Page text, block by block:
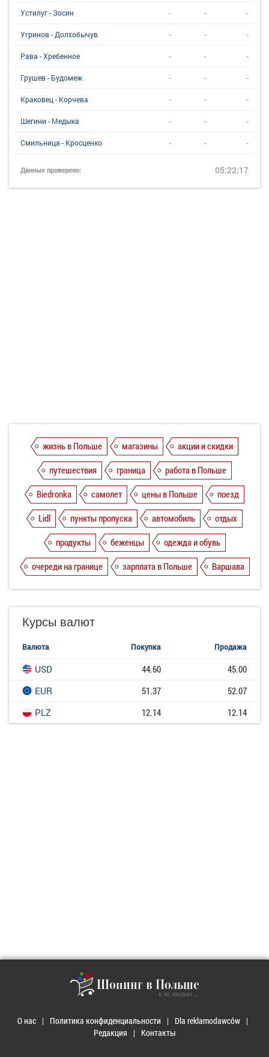
Устилуг - Зосин - - -
Угринов - Долхобычув - - -
Рава - Хребенное - - -
Грушев - Будомеж - - -
Краковец - Корчева - - -
Шегини - Медыка - - -
Смильница - Кросценко - - -
Данные проверено: 05:22:17
жизнь в Польше магазины
акции и скидки
путешествия
граница
работа в Польше
Biedronka
самолет цены в Польше
поезд
Lidl
пункты пропуска автомобиль
отдых
продукты
беженцы
одежда и обувь
очереди на границе
зарплата в Польше Варшава
Курсы валют
Валюта Покупка Продажа
USD 44.60
45.00
EUR
51.37
52.07
PLZ
12.14 12.14
Шопинг в Польше
и не только ...
О нас Политика конфиденциальности
Dla reklamodawców
Редакция
Контакты